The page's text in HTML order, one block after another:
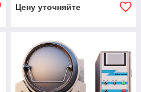
Цену уточняйте